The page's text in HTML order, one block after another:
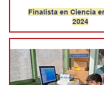
Finalista en Ciencia
2024